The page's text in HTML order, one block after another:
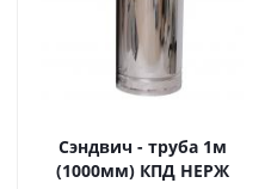
Сэндвич - труба 1м
(1000мм) КПД НЕРЖ